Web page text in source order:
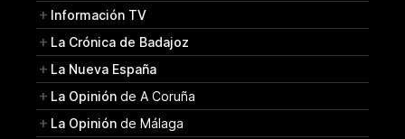
Información TV
La Crónica de Badajoz
La Nueva España
La Opinión de A Coruña
La Opinión de Málaga